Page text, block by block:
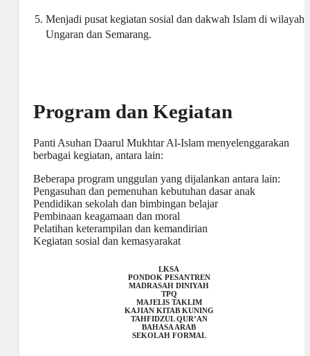
Menjadi pusat kegiatan sosial dan dakwah Islam di wilayah
Ungaran dan Semarang.
Program dan Kegiatan
Panti Asuhan Daarul Mukhtar Al-Islam menyelenggarakan
berbagai kegiatan, antara lain:
Beberapa program unggulan yang dijalankan antara lain:
Pengasuhan dan pemenuhan kebutuhan dasar anak
Pendidikan sekolah dan bimbingan belajar
Pembinaan keagamaan dan moral
Pelatihan keterampilan dan kemandirian
Kegiatan sosial dan kemasyarakat
LKSA
PONDOK PESANTREN
MADRASAH DINIYAH
TPQ
MAJELIS TAKLIM
KAJIAN KITAB KUNING
TAHFIDZUL QUR’AN
BAHASA ARAB
SEKOLAH FORMAL